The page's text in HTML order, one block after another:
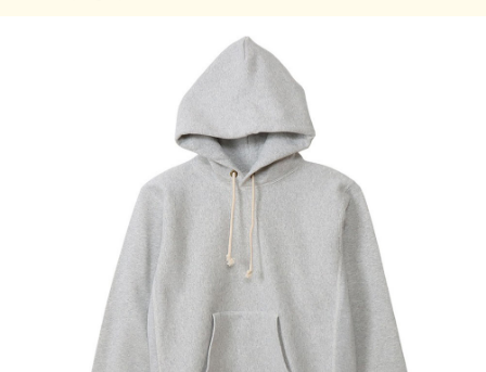
51
60
63 51
・サイズはアメリカ企画サイズではなく、日本企画サイズで
・実際のサイズと若干の誤差が生じる場合がございます。
・±2cmまでを許容範囲としております。
・洗濯により若干の縮みがございます。(詳細)
・モニタなどの環境によって、写真と実際の商品とは色が多
少異なる場合があります。